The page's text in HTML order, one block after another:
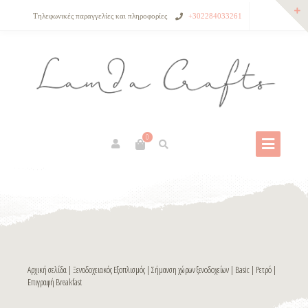
Τηλεφωνικές παραγγελίες και πληροφορίες +302284033261
0
Αρχική σελίδα | Ξενοδοχειακός Εξοπλισμός | Σήμανση χώρων ξενοδοχείων | Basic | Ρετρό |
Επιγραφή Breakfast